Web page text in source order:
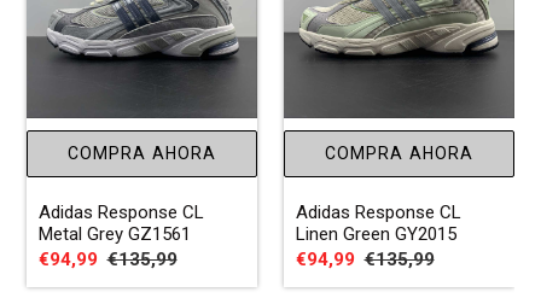
COMPRA AHORA
Adidas Response CL
Metal Grey GZ1561
Precio
de
€94,99 Precio
habitual
€135,99
COMPRA AHORA
Adidas Response CL
Linen Green GY2015
Precio
de
€94,99 Precio
habitual
€135,99